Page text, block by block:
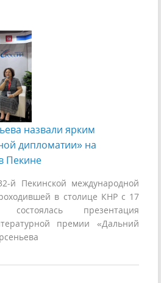
назвали ярким
дипломатии» на
Пекине
й Пекинской международной
в столице КНР с 17
презентация
премии «Дальний